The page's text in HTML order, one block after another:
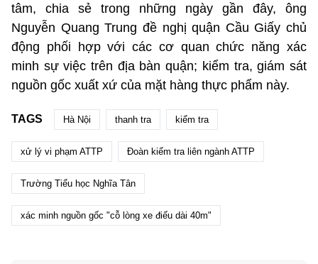
tâm, chia sẻ trong những ngày gần đây, ông
Nguyễn Quang Trung đề nghị quận Cầu Giấy chủ
động phối hợp với các cơ quan chức năng xác
minh sự việc trên địa bàn quận; kiểm tra, giám sát
nguồn gốc xuất xứ của mặt hàng thực phẩm này.
TAGS Hà Nội thanh tra kiểm tra
xử lý vi phạm ATTP Đoàn kiểm tra liên ngành ATTP
Trường Tiểu học Nghĩa Tân
xác minh nguồn gốc "cỗ lòng xe điếu dài 40m"